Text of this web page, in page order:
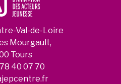
Val-de-Loire
Mourgault,
Tours
40 07 70